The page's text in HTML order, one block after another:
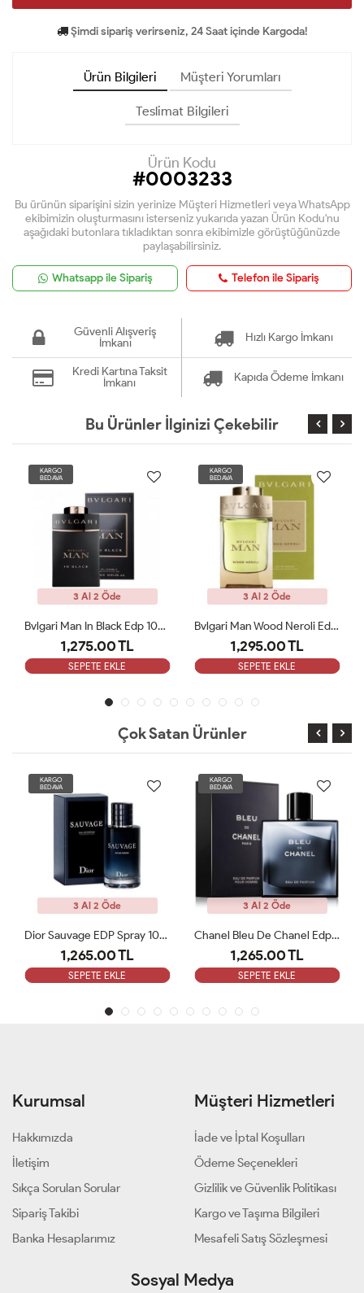
Şimdi sipariş verirseniz, 24 Saat içinde Kargoda!
Ürün Bilgileri Müşteri Yorumları
Teslimat Bilgileri
Ürün Kodu
#0003233
Bu ürünün siparişini sizin yerinize Müşteri Hizmetleri veya WhatsApp
ekibimizin oluşturmasını isterseniz yukarıda yazan Ürün Kodu'nu
aşağıdaki butonlara tıkladıktan sonra ekibimizle görüştüğünüzde
paylaşabilirsiniz.
Whatsapp ile Sipariş Telefon ile Sipariş
Güvenli Alışveriş
İmkanı
Hızlı Kargo İmkanı
Kredi Kartına Taksit
İmkanı
Kapıda Ödeme İmkanı
Bu Ürünler İlginizi Çekebilir
KARGO
BEDAVA
3 Al 2 Öde
Bvlgari Man Wood Neroli Edp 100 Ml ARC
1,295.00 TL
SEPETE EKLE
KARGO
BEDAVA
3 Al 2 Öde
Paco Rabanne Invictus EDT Erkek Parfüm 100 Ml ARC
1,350.00 TL
SEPETE EKLE
Çok Satan Ürünler
KARGO
BEDAVA
3 Al 2 Öde
1,265.00 TL
SEPETE EKLE
KARGO
BEDAVA
3 Al 2 Öde
1,265.00 TL
SEPETE EKLE
Kurumsal
Hakkımızda
İletişim
Sıkça Sorulan Sorular
Sipariş Takibi
Banka Hesaplarımız
Müşteri Hizmetleri
İade ve İptal Koşulları
Ödeme Seçenekleri
Gizlilik ve Güvenlik Politikası
Kargo ve Taşıma Bilgileri
Mesafeli Satış Sözleşmesi
Sosyal Medya